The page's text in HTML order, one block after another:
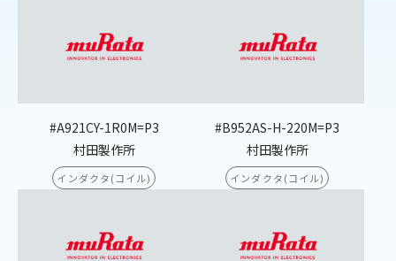
#A921CY-1R0M=P3
村田製作所
インダクタ(コイル)
#B952AS-H-220M=P3
村田製作所
インダクタ(コイル)